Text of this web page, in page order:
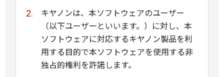
キヤノンは、本ソフトウェアのユーザー
（以下ユーザーといいます。）に対し、本
ソフトウェアに対応するキヤノン製品を利
用する目的で本ソフトウェアを使用する非
独占的権利を許諾します。